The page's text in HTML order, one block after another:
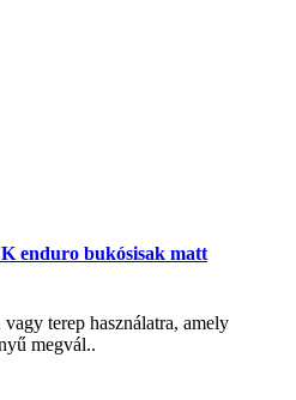
enduro bukósisak matt
terep használatra, amely
megvál..